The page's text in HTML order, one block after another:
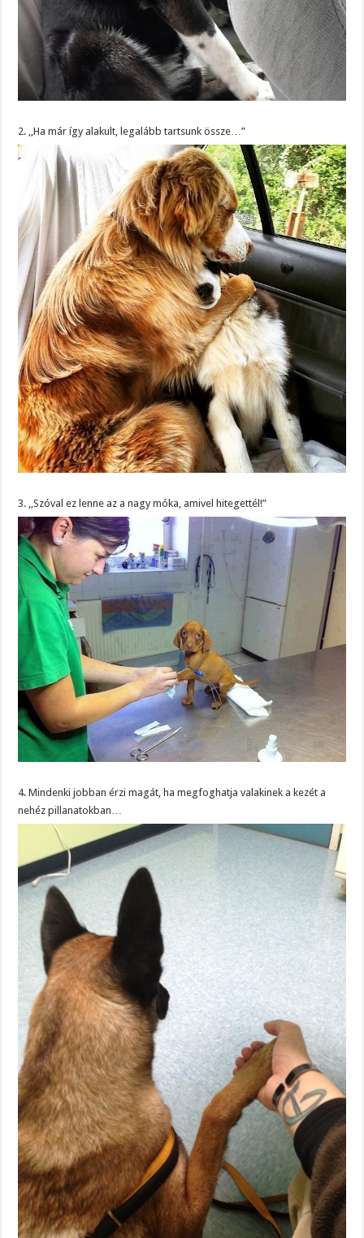
2. ,,Ha már így alakult, legalább tartsunk össze…”
3. ,,Szóval ez lenne az a nagy móka, amivel hitegettél!”
4. Mindenki jobban érzi magát, ha megfoghatja valakinek a kezét a
nehéz pillanatokban…